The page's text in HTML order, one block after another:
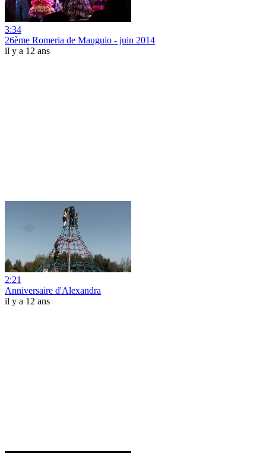
3:34
26ème Romeria de Mauguio - juin 2014
il y a 12 ans
2:21
Anniversaire d'Alexandra
il y a 12 ans